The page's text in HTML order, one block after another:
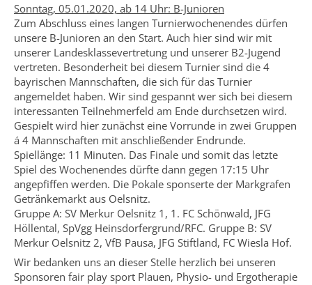
Sonntag, 05.01.2020, ab 14 Uhr: B-Junioren
Zum Abschluss eines langen Turnierwochenendes dürfen
unsere B-Junioren an den Start. Auch hier sind wir mit
unserer Landesklassevertretung und unserer B2-Jugend
vertreten. Besonderheit bei diesem Turnier sind die 4
bayrischen Mannschaften, die sich für das Turnier
angemeldet haben. Wir sind gespannt wer sich bei diesem
interessanten Teilnehmerfeld am Ende durchsetzen wird.
Gespielt wird hier zunächst eine Vorrunde in zwei Gruppen
á 4 Mannschaften mit anschließender Endrunde.
Spiellänge: 11 Minuten. Das Finale und somit das letzte
Spiel des Wochenendes dürfte dann gegen 17:15 Uhr
angepfiffen werden. Die Pokale sponserte der Markgrafen
Getränkemarkt aus Oelsnitz.
Gruppe A: SV Merkur Oelsnitz 1, 1. FC Schönwald, JFG
Höllental, SpVgg Heinsdorfergrund/RFC. Gruppe B: SV
Merkur Oelsnitz 2, VfB Pausa, JFG Stiftland, FC Wiesla Hof.
Wir bedanken uns an dieser Stelle herzlich bei unseren
Sponsoren fair play sport Plauen, Physio- und Ergotherapie